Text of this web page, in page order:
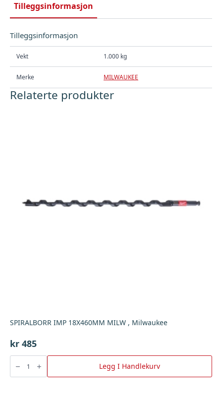
Tilleggsinformasjon
Tilleggsinformasjon
Vekt 1.000 kg
Merke MILWAUKEE
Relaterte produkter
SPIRALBORR IMP 18X460MM MILW , Milwaukee
kr 485
SPIRALBORR
18X460MM
MILW
Legg I Handlekurv